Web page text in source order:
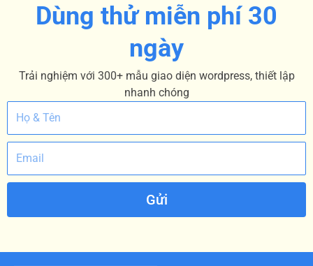
Dùng thử miễn phí 30
ngày
Trải nghiệm với 300+ mẫu giao diện wordpress, thiết lập
nhanh chóng
Gửi